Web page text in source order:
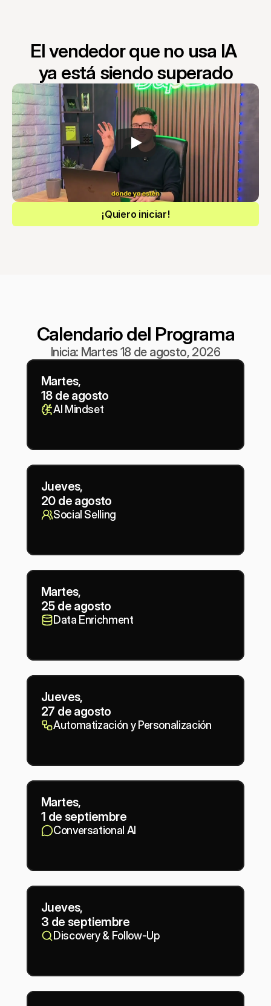
El vendedor que no usa IA
ya está siendo superado
¡Quiero iniciar!
Calendario del Programa
Inicia: Martes 18 de agosto, 2026
Martes,
18 de agosto
AI Mindset
Jueves,
20 de agosto
Social Selling
Martes,
25 de agosto
Data Enrichment
Jueves,
27 de agosto
Automatización y Personalización
Martes,
1 de septiembre
Conversational AI
Jueves,
3 de septiembre
Discovery & Follow-Up